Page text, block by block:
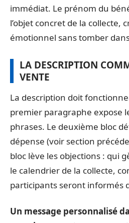
immédiat. Le prénom du
l’objet concret de la collecte,
émotionnel sans tomber
LA DESCRIPTION
VENTE
La description doit
premier paragraphe expose
phrases. Le deuxième bloc
dépense (voir section
bloc lève les objections : qui
le calendrier de la collecte,
participants seront informés
Un message personnalisé